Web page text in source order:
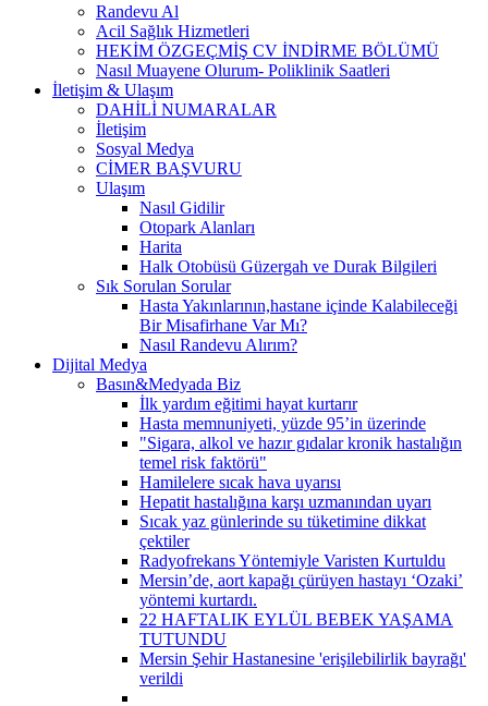
Randevu Al
Acil Sağlık Hizmetleri
HEKİM ÖZGEÇMİŞ CV İNDİRME BÖLÜMÜ
Nasıl Muayene Olurum- Poliklinik Saatleri
İletişim & Ulaşım
DAHİLİ NUMARALAR
İletişim
Sosyal Medya
CİMER BAŞVURU
Ulaşım
Nasıl Gidilir
Otopark Alanları
Harita
Halk Otobüsü Güzergah ve Durak Bilgileri
Sık Sorulan Sorular
Hasta Yakınlarının,hastane içinde Kalabileceği
Bir Misafirhane Var Mı?
Nasıl Randevu Alırım?
Dijital Medya
Basın&Medyada Biz
İlk yardım eğitimi hayat kurtarır
Hasta memnuniyeti, yüzde 95’in üzerinde
"Sigara, alkol ve hazır gıdalar kronik hastalığın
temel risk faktörü"
Hamilelere sıcak hava uyarısı
Hepatit hastalığına karşı uzmanından uyarı
Sıcak yaz günlerinde su tüketimine dikkat
çektiler
Radyofrekans Yöntemiyle Varisten Kurtuldu
Mersin’de, aort kapağı çürüyen hastayı ‘Ozaki’
yöntemi kurtardı.
22 HAFTALIK EYLÜL BEBEK YAŞAMA
TUTUNDU
Mersin Şehir Hastanesine 'erişilebilirlik bayrağı'
verildi